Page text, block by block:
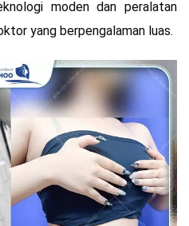
moden dan peralatan
yang berpengalaman luas.